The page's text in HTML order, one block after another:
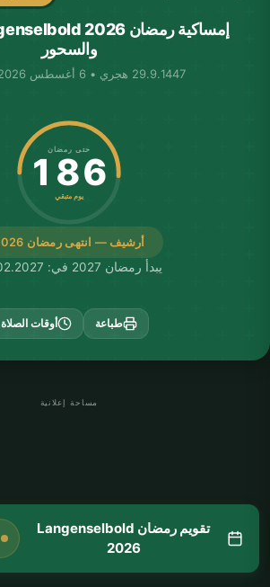
والسحور
29.9.1447 هجري • 6 أغسطس 2026 الخميس
أرشيف — انتهى رمضان 2026
حتى رمضان
186
يوم متبقي
يبدأ رمضان 2027 في: 08.02.2027
طباعة أوقات الصلاة
مساحة إعلانية
تقويم رمضان Langenselbold
2026